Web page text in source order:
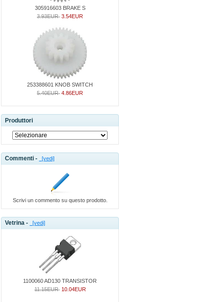
305916603 BRAKE S
3.93EUR 3.54EUR
253388601 KNOB SWITCH
5.40EUR 4.86EUR
Produttori
Commenti - [vedi]
Scrivi un commento su questo prodotto.
Vetrina - [vedi]
1100060 AD130 TRANSISTOR
11.15EUR 10.04EUR